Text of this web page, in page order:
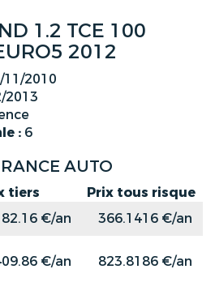
1.2 TCE 100
2012
11/2010
2013
: 6
AUTO
tiers
Prix tous risque
€/an
366.1416 €/an
€/an 823.8186 €/an